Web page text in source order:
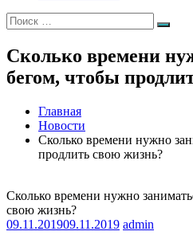
Искать:
Поиск
Сколько времени
бегом, чтобы
Главная
Новости
Сколько времени нужно
продлить свою жизнь?
Сколько времени нужно
свою жизнь?
09.11.201909.11.2019 admin